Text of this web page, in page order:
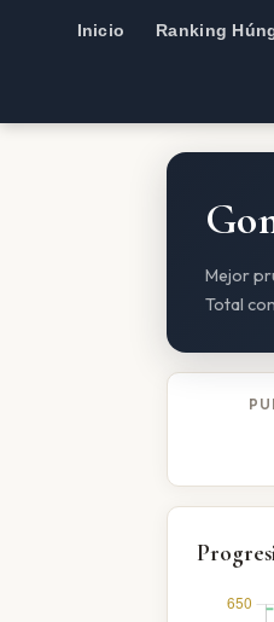
Inicio Ranking
Mejor
Total